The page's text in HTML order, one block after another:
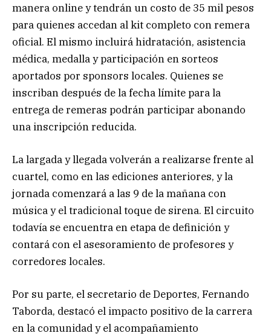
manera online y tendrán un costo de 35 mil pesos
para quienes accedan al kit completo con remera
oficial. El mismo incluirá hidratación, asistencia
médica, medalla y participación en sorteos
aportados por sponsors locales. Quienes se
inscriban después de la fecha límite para la
entrega de remeras podrán participar abonando
una inscripción reducida.
La largada y llegada volverán a realizarse frente al
cuartel, como en las ediciones anteriores, y la
jornada comenzará a las 9 de la mañana con
música y el tradicional toque de sirena. El circuito
todavía se encuentra en etapa de definición y
contará con el asesoramiento de profesores y
corredores locales.
Por su parte, el secretario de Deportes, Fernando
Taborda, destacó el impacto positivo de la carrera
en la comunidad y el acompañamiento